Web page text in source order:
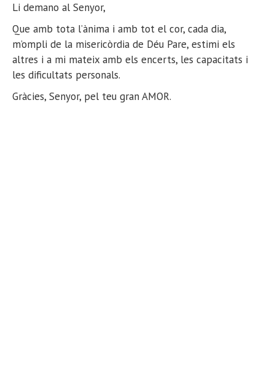
Li demano al Senyor,
Que amb tota l’ànima i amb tot el cor, cada dia,
m’ompli de la misericòrdia de Déu Pare, estimi els
altres i a mi mateix amb els encerts, les capacitats i
les dificultats personals.
Gràcies, Senyor, pel teu gran AMOR.